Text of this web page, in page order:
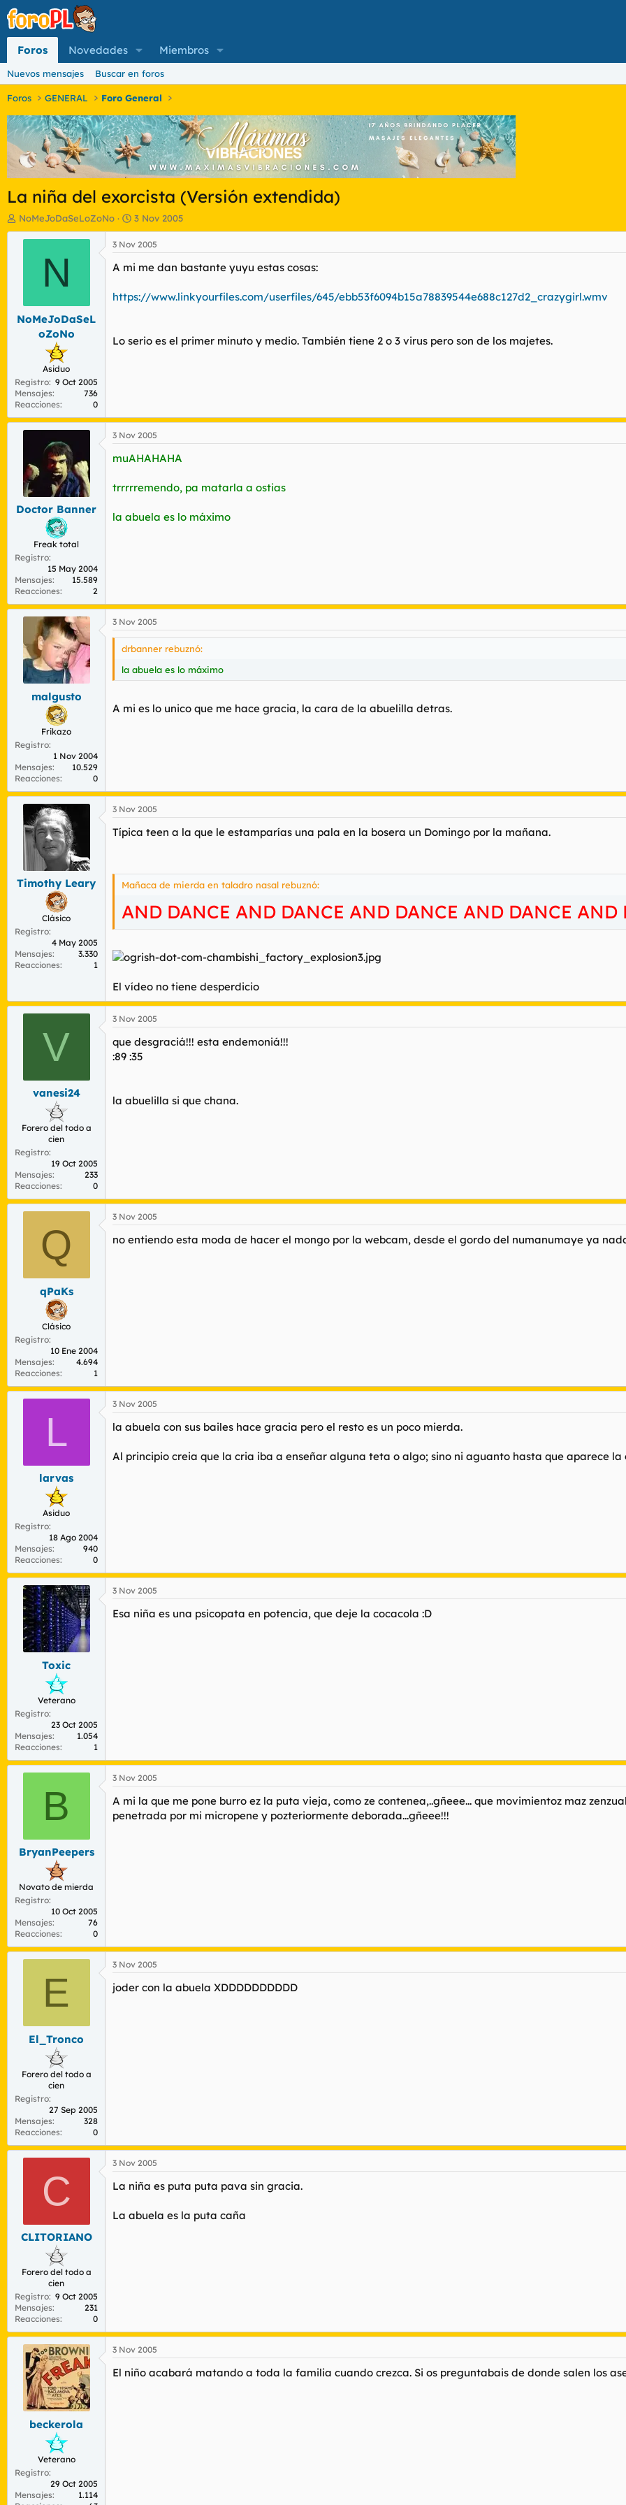
Foros Novedades Miembros
Nuevos mensajes Buscar en foros
Foros GENERAL Foro General
La niña del exorcista (Versión extendida)
I
n
o
r
e
m
a
NoMeJoDaSeLoZoNo
F
e
c
h
a
e
c
3 Nov 2005
N
NoMeJoDaSeL
oZoNo
Asiduo
Registro 9 Oct 2005
Mensajes
736
Reacciones
0
3 Nov 2005
A mi me dan bastante yuyu estas cosas:
https://www.linkyourfiles.com/userfiles/645/ebb53f6094b15a78839544e688c127d2_crazygirl.wmv
Lo serio es el primer minuto y medio. También tiene 2 o 3 virus pero son de los majetes.
Doctor Banner
Freak total
Registro
15 May 2004
Mensajes
15.589
Reacciones
2
3 Nov 2005
muAHAHAHA
trrrrremendo, pa matarla a ostias
la abuela es lo máximo
malgusto
Frikazo
Registro
1 Nov 2004
Mensajes
10.529
Reacciones
0
3 Nov 2005
drbanner rebuznó:
la abuela es lo máximo
A mi es lo unico que me hace gracia, la cara de la abuelilla detras.
Timothy Leary
Clásico
Registro
4 May 2005
Mensajes
3.330
Reacciones
1
3 Nov 2005
Típica teen a la que le estamparías una pala en la bosera un Domingo por la mañana.
Mañaca de mierda en taladro nasal rebuznó:
AND DANCE AND DANCE AND DANCE AND DANCE AND
El vídeo no tiene desperdicio
V
vanesi24
Forero del todo a
cien
Registro
19 Oct 2005
Mensajes
233
Reacciones
0
3 Nov 2005
que desgraciá!!! esta endemoniá!!!
:89 :35
la abuelilla si que chana.
Q
qPaKs
Clásico
Registro
10 Ene 2004
Mensajes
4.694
Reacciones
1
3 Nov 2005
no entiendo esta moda de hacer el mongo por la webcam, desde el gordo del numanumaye ya
L
larvas
Asiduo
Registro
18 Ago 2004
Mensajes
940
Reacciones
0
3 Nov 2005
la abuela con sus bailes hace gracia pero el resto es un poco mierda.
Al principio creia que la cria iba a enseñar alguna teta o algo; sino ni aguanto hasta que aparece la
Toxic
Veterano
Registro
23 Oct 2005
Mensajes
1.054
Reacciones
1
3 Nov 2005
Esa niña es una psicopata en potencia, que deje la cocacola :D
B
BryanPeepers
Novato de mierda
Registro
10 Oct 2005
Mensajes
76
Reacciones
0
3 Nov 2005
A mi la que me pone burro ez la puta vieja, como ze contenea,..gñeee... que movimientoz maz
penetrada por mi micropene y pozteriormente deborada...gñeee!!!
E
El_Tronco
Forero del todo a
cien
Registro
27 Sep 2005
Mensajes
328
Reacciones
0
3 Nov 2005
joder con la abuela XDDDDDDDDDD
C
CLITORIANO
Forero del todo a
cien
Registro 9 Oct 2005
Mensajes
231
Reacciones
0
3 Nov 2005
La niña es puta puta pava sin gracia.
La abuela es la puta caña
beckerola
Veterano
Registro
29 Oct 2005
Mensajes
1.114
3 Nov 2005
El niño acabará matando a toda la familia cuando crezca. Si os preguntabais de donde salen los